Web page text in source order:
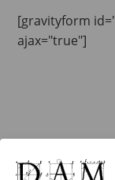
[gravityform
ajax="true"]